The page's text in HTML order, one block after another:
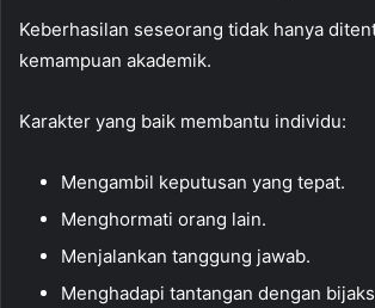
Keberhasilan seseorang tidak hanya
kemampuan akademik.
Karakter yang baik membantu individu:
Mengambil keputusan yang tepat.
Menghormati orang lain.
Menjalankan tanggung jawab.
Menghadapi tantangan dengan